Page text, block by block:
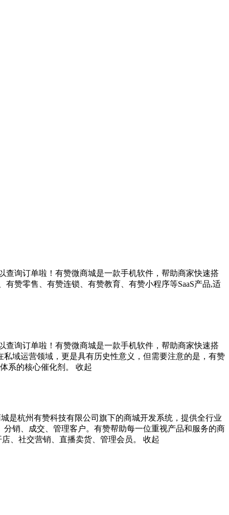
查询订单啦！有赞微商城是一款手机软件，帮助商家快速搭
赞零售、有赞连锁、有赞教育、有赞小程序等SaaS产品,适
查询订单啦！有赞微商城是一款手机软件，帮助商家快速搭
域运营领域，更是具有历史性意义，但需要注意的是，有赞
系的核心催化剂。
收起
是杭州有赞科技有限公司旗下的商城开发系统，提供全行业
销、成交、管理客户。有赞帮助每一位重视产品和服务的商
、社交营销、直播卖货、管理会员。
收起